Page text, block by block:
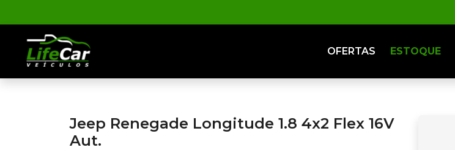
OFERTAS ESTOQUE
Jeep Renegade Longitude 1.8 4x2 Flex 16V
Aut.